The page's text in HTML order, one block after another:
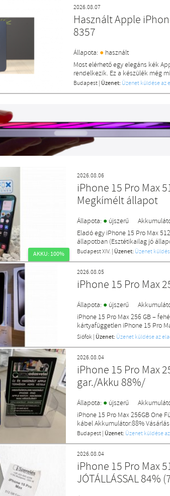
2026.08.07
Használt Apple
8357
Állapota: ● használt
Most elérhető egy elegáns kék
rendelkezik. Ez a készülék még
Budapest | Üzenet: Üzenet küldése az
AKKU: 100%
2026.08.06
iPhone 15 Pro Max
Megkímélt állapot
Állapota: ● újszerű
Eladó egy iPhone 15 Pro Max
állapotban (Esztétikailag jó
Budapest XIV. Üzenet: Üzenet
2026.08.05
iPhone 15 Pro Max
Állapota: ● újszerű
iPhone 15 Pro Max 256 GB –
kártyafüggetlen iPhone 15 Pro
Siófok Üzenet: Üzenet küldése az
2026.08.04
iPhone 15 Pro Max
gar./Akku 88%/
Állapota: ● újszerű
iPhone 15 Pro Max 256GB One
kábel Akkumulátor:88%
Budapest Üzenet: Üzenet küldése
2026.08.04
iPhone 15 Pro Max
JÓTÁLLÁSSAL 84%